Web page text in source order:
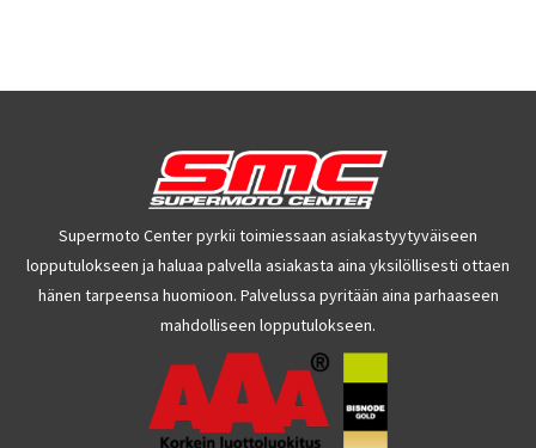
Supermoto Center pyrkii toimiessaan asiakastyytyväiseen
lopputulokseen ja haluaa palvella asiakasta aina yksilöllisesti ottaen
hänen tarpeensa huomioon. Palvelussa pyritään aina parhaaseen
mahdolliseen lopputulokseen.